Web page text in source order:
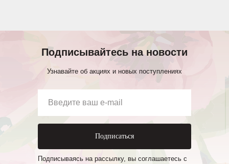
Подписывайтесь на новости
Узнавайте об акциях и новых поступлениях
Подписаться
Подписываясь на рассылку, вы соглашаетесь с